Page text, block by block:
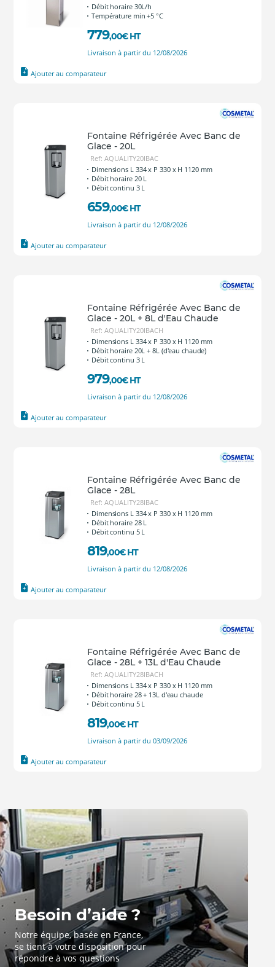
Débit horaire 30L/h
Température min +5 °C
779,00€ HT
Livraison à partir du 12/08/2026
Ajouter au comparateur
Fontaine Réfrigérée Avec Banc de
Glace - 20L
Ref: AQUALITY20IBAC
Dimensions L 334 x P 330 x H 1120 mm
Débit horaire 20 L
Débit continu 3 L
659,00€ HT
Livraison à partir du 12/08/2026
Ajouter au comparateur
Fontaine Réfrigérée Avec Banc de
Glace - 20L + 8L d'Eau Chaude
Ref: AQUALITY20IBACH
Dimensions L 334 x P 330 x H 1120 mm
Débit horaire 20L + 8L (d'eau chaude)
Débit continu 3 L
979,00€ HT
Livraison à partir du 12/08/2026
Ajouter au comparateur
Fontaine Réfrigérée Avec Banc de
Glace - 28L
Ref: AQUALITY28IBAC
Dimensions L 334 x P 330 x H 1120 mm
Débit horaire 28 L
Débit continu 5 L
819,00€ HT
Livraison à partir du 12/08/2026
Ajouter au comparateur
Fontaine Réfrigérée Avec Banc de
Glace - 28L + 13L d'Eau Chaude
Ref: AQUALITY28IBACH
Dimensions L 334 x P 330 x H 1120 mm
Débit horaire 28 + 13L d'eau chaude
Débit continu 5 L
819,00€ HT
Livraison à partir du 03/09/2026
Ajouter au comparateur
Besoin d’aide ?
Notre équipe, basée en France,
se tient à votre disposition pour
répondre à vos questions